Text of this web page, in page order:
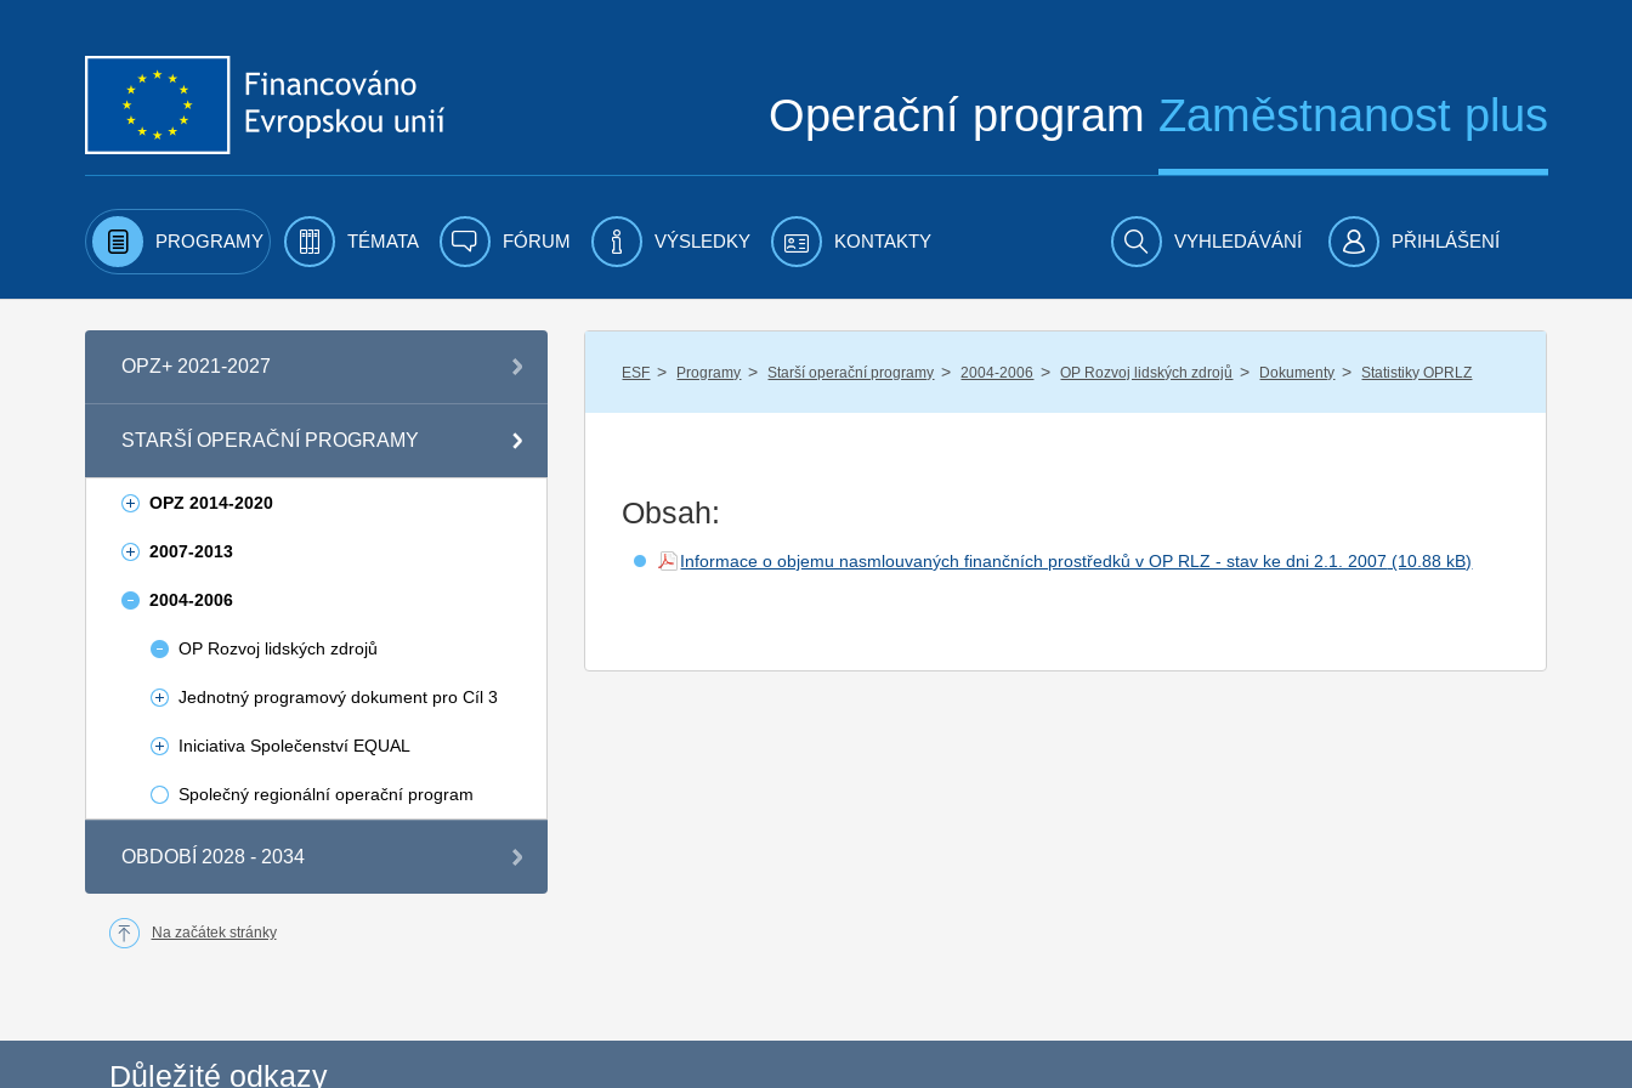
Operační program Zaměstnanost plus
PROGRAMY TÉMATA FÓRUM VÝSLEDKY KONTAKTY VYHLEDÁVÁNÍ PŘIHLÁŠENÍ
OPZ+ 2021-2027
STARŠÍ OPERAČNÍ PROGRAMY
OPZ 2014-2020
2007-2013
2004-2006
OP Rozvoj lidských zdrojů
Jednotný programový dokument pro Cíl 3
Iniciativa Společenství EQUAL
Společný regionální operační program
OBDOBÍ 2028 - 2034
ESF / Programy / Starší operační programy / 2004-2006 / OP Rozvoj lidských zdrojů / Dokumenty / Statistiky OPRLZ
Obsah:
Informace o objemu nasmlouvaných finančních prostředků v OP RLZ - stav ke dni 2.1. 2007
Na začátek stránky
Důležité odkazy